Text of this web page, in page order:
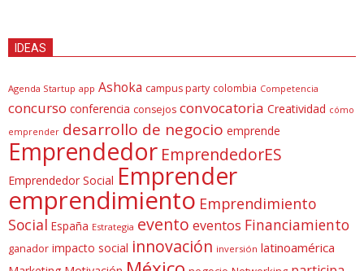
IDEAS
Agenda Startup app Ashoka campus party colombia Competencia
concurso conferencia consejos convocatoria Creatividad cómo
emprender desarrollo de negocio emprende
Emprendedor EmprendedorES
Emprendedor Social Emprender
emprendimiento Emprendimiento
Social España Estrategia evento eventos Financiamiento
ganador impacto social innovación inversión latinoamérica